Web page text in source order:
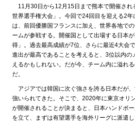
11月30日から12月15日まで熊本で開催され
世界選手権大会」。今回で24回目を迎える2
は、前回優勝国フランスに加え、世界各地で
ームが参戦する。開催国として出場する日本
得」。過去最高成績が7位、さらに最近4大会
進出が最高であることを考えると、3位以内の
えるかもしれない。だが今、チーム内に溢れ
だ。
アジアでは韓国に次ぐ強さを誇る日本だが
強いられてきた。そこで、2020年に東京オリ
が開催されることが決まると、日本ハンドボ
を立て、まずは有望選手を海外リーグに派遣